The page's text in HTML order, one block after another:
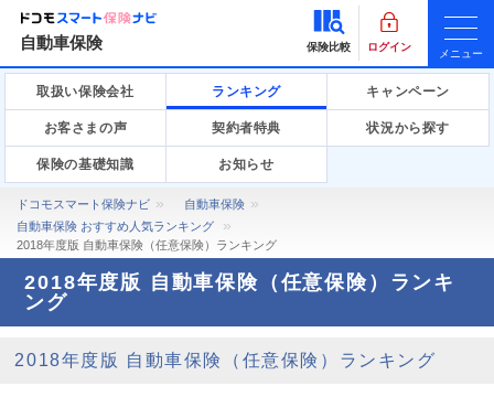
自動車保険 保険比較 ログイン
メニュー
取扱い保険会社 ランキング キャンペーン
お客さまの声 契約者特典 状況から探す
保険の基礎知識 お知らせ
ドコモスマート保険ナビ
自動車保険
自動車保険 おすすめ人気ランキング
2018年度版 自動車保険（任意保険）ランキング
2018年度版 自動車保険（任意保険）ランキ
ング
2018年度版 自動車保険（任意保険）ランキング